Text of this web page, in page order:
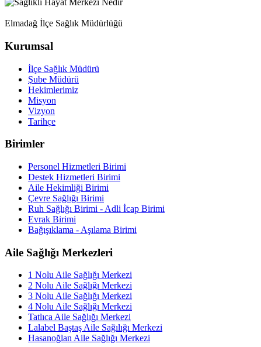
Elmadağ İlçe Sağlık Müdürlüğü
Kurumsal
İlçe Sağlık Müdürü
Şube Müdürü
Hekimlerimiz
Misyon
Vizyon
Tarihçe
Birimler
Personel Hizmetleri Birimi
Destek Hizmetleri Birimi
Aile Hekimliği Birimi
Çevre Sağlığı Birimi
Ruh Sağlığı Birimi - Adli İcap Birimi
Evrak Birimi
Bağışıklama - Aşılama Birimi
Aile Sağlığı Merkezleri
1 Nolu Aile Sağlığı Merkezi
2 Nolu Aile Sağlığı Merkezi
3 Nolu Aile Sağlığı Merkezi
4 Nolu Aile Sağlığı Merkezi
Tatlıca Aile Sağlığı Merkezi
Lalabel Baştaş Aile Sağılığı Merkezi
Hasanoğlan Aile Sağlığı Merkezi